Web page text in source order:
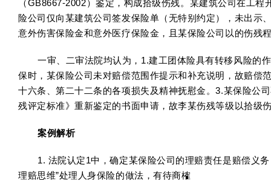
（GB8667-2002）鉴定，构成拾级伤残。某建筑公司在工
险公司仅向某建筑公司签发保险单（无特别约定），未出示
意外伤害保险金和意外医疗保险金，且某保险公司以的伤残
一审、二审法院均认为，1.建工团体险具有转移风险的
保时，某保险公司未对赔偿范围作提示和补充说明，故赔偿
十六条、第二十二条的各项损失及精神抚慰金。3.某保险公
残评定标准》重新鉴定的书面申请，故李某伤残等级以拾级
案例解析
1. 法院认定1中，确定某保险公司的理赔责任是赔偿义
理赔思维”处理人身保险的做法，有待商榷